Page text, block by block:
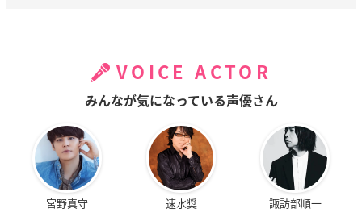
VOICE ACTOR
みんなが気になっている声優さん
宮野真守 速水奨 諏訪部順一